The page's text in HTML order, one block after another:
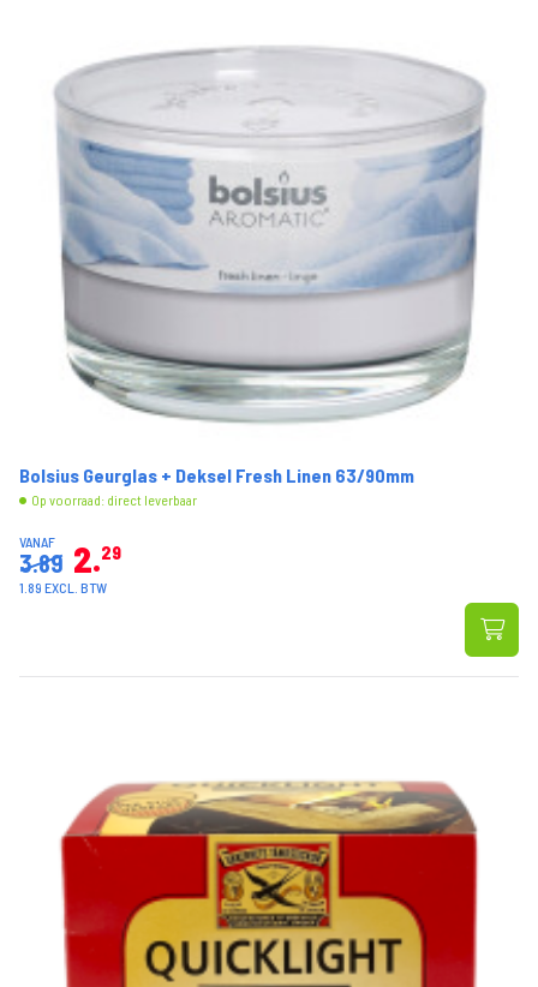
Bolsius Geurglas + Deksel Fresh Linen 63/90mm
Op voorraad: direct leverbaar
VANAF
3.89 2 29
1.89 EXCL. BTW